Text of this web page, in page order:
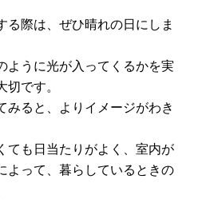
る際は、ぜひ晴れの日にしま
ように光が入ってくるかを実
切です。
みると、よりイメージがわき
ても日当たりがよく、室内が
よって、暮らしているときの